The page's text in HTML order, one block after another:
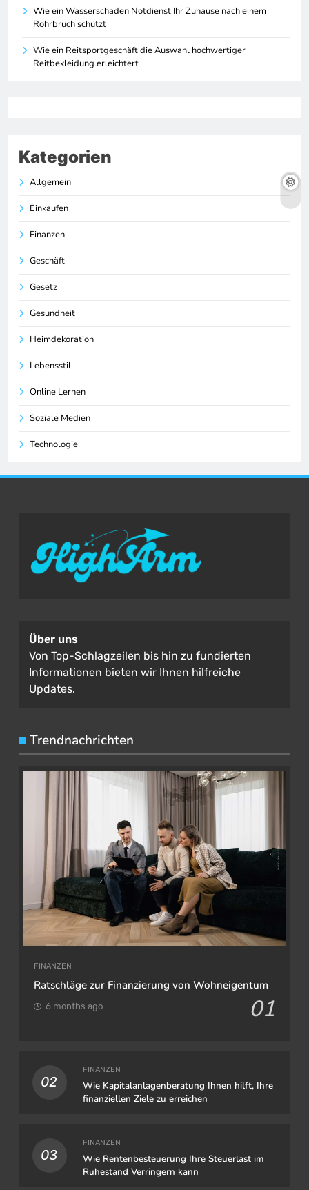
Wie ein Wasserschaden Notdienst Ihr Zuhause nach einem
Rohrbruch schützt
Wie ein Reitsportgeschäft die Auswahl hochwertiger
Reitbekleidung erleichtert
Kategorien
Allgemein
Einkaufen
Finanzen
Geschäft
Gesetz
Gesundheit
Heimdekoration
Lebensstil
Online Lernen
Soziale Medien
Technologie
Über uns
Von Top-Schlagzeilen bis hin zu fundierten
Informationen bieten wir Ihnen hilfreiche
Updates.
Trendnachrichten
FINANZEN
Ratschläge zur Finanzierung von Wohneigentum
01
6 months ago
02
FINANZEN
Wie Kapitalanlagenberatung Ihnen hilft, Ihre
finanziellen Ziele zu erreichen
03
FINANZEN
Wie Rentenbesteuerung Ihre Steuerlast im
Ruhestand Verringern kann